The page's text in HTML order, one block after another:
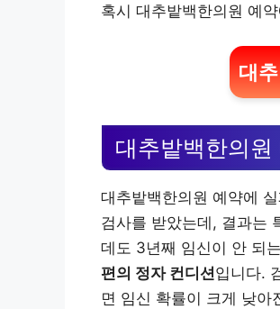
혹시 대추밭백한의원 예
대
대추밭백한의
대추밭백한의원 예약에
검사를 받았는데, 결과는
데도 3년째 임신이 안 되
편의 정자 컨디션입니다.
면 임신 확률이 크게 낮